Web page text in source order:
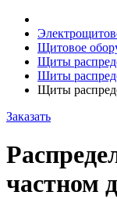
Щитовое
Щиты
Шиты
Щиты
Заказать
частном